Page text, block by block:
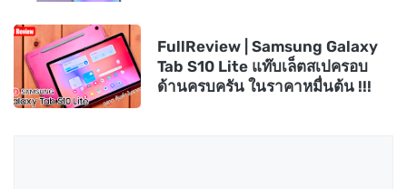
FullReview | Samsung Galaxy
Tab S10 Lite แท๊บเล็ตสเปครอบ
ด้านครบครัน ในราคาหมื่นต้น !!!